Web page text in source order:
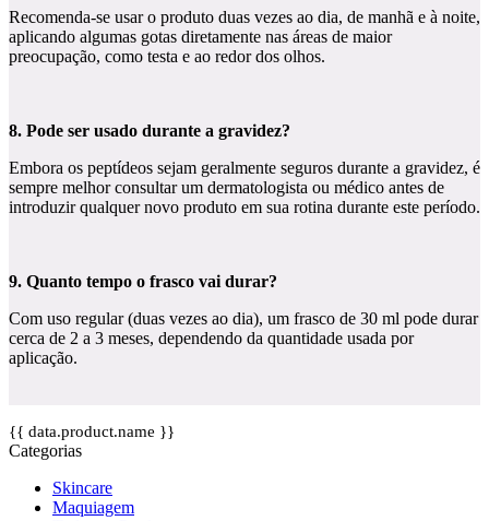
Recomenda-se usar o produto duas vezes ao dia, de manhã e à noite,
aplicando algumas gotas diretamente nas áreas de maior
preocupação, como testa e ao redor dos olhos.
8. Pode ser usado durante a gravidez?
Embora os peptídeos sejam geralmente seguros durante a gravidez, é
sempre melhor consultar um dermatologista ou médico antes de
introduzir qualquer novo produto em sua rotina durante este período.
9. Quanto tempo o frasco vai durar?
Com uso regular (duas vezes ao dia), um frasco de 30 ml pode durar
cerca de 2 a 3 meses, dependendo da quantidade usada por
aplicação.
{{ data.product.name }}
Categorias
Skincare
Maquiagem